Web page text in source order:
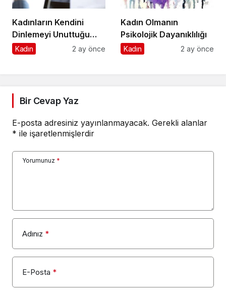
Kadınların Kendini
Dinlemeyi Unuttuğu
Anlar
Kadın 2 ay önce
Kadın Olmanın
Psikolojik Dayanıklılığı
Kadın 2 ay önce
Bir Cevap Yaz
E-posta adresiniz yayınlanmayacak. Gerekli alanlar
* ile işaretlenmişlerdir
Yorumunuz *
Adınız *
E-Posta *